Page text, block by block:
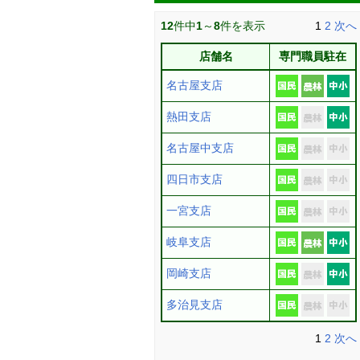
12件中1～8件を表示 1 2 次へ
店舗名 専門職員駐在
名古屋支店
熱田支店
名古屋中支店
四日市支店
一宮支店
岐阜支店
岡崎支店
多治見支店
1 2 次へ